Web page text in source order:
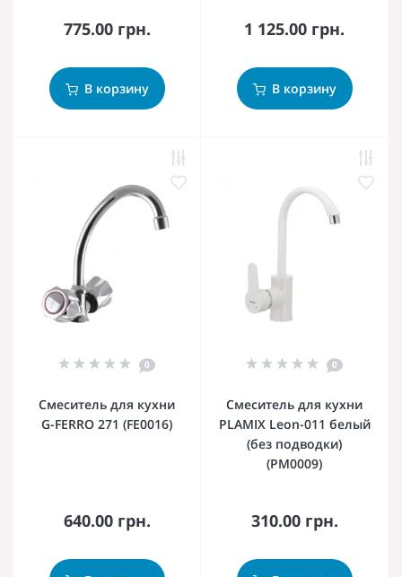
775.00 грн.
В корзину
1 125.00 грн.
В корзину
0
Смеситель для кухни
G-FERRO 271 (FE0016)
640.00 грн.
0
Смеситель для кухни
PLAMIX Leon-011 белый
(без подводки)
(PM0009)
310.00 грн.